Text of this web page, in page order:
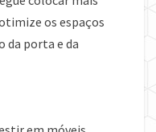
os espaços
da porta e da